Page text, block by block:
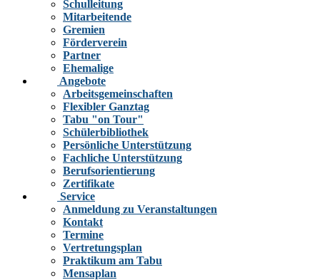
Schulleitung
Mitarbeitende
Gremien
Förderverein
Partner
Ehemalige
Angebote
Arbeitsgemeinschaften
Flexibler Ganztag
Tabu "on Tour"
Schülerbibliothek
Persönliche Unterstützung
Fachliche Unterstützung
Berufsorientierung
Zertifikate
Service
Anmeldung zu Veranstaltungen
Kontakt
Termine
Vertretungsplan
Praktikum am Tabu
Mensaplan